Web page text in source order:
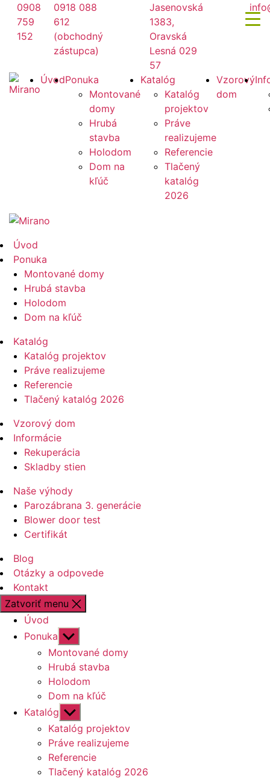
Preskočiť
obsah
0908
759
152
0918 088
612
(obchodný
zástupca)
Jasenovská
1383,
Oravská
Lesná 029
57
Mirano
ÚvodPonuka
Montované
domy
Hrubá
stavba
Holodom
Dom na
kľúč
Katalóg
Katalóg
projektov
Práve
realizujeme
Referencie
Tlačený
katalóg
2026
Vzorový
dom
Úvod
Ponuka
Montované domy
Hrubá stavba
Holodom
Dom na kľúč
Katalóg
Katalóg projektov
Práve realizujeme
Referencie
Tlačený katalóg 2026
Vzorový dom
Informácie
Rekuperácia
Skladby stien
Naše výhody
Parozábrana 3. generácie
Blower door test
Certifikát
Blog
Otázky a odpovede
Kontakt
Zatvoriť menu
Úvod
Ponuka Zobraziť
druhú
úroveň
navigácie
Montované domy
Hrubá stavba
Holodom
Dom na kľúč
Katalóg Zobraziť
druhú
úroveň
navigácie
Katalóg projektov
Práve realizujeme
Referencie
Tlačený katalóg 2026